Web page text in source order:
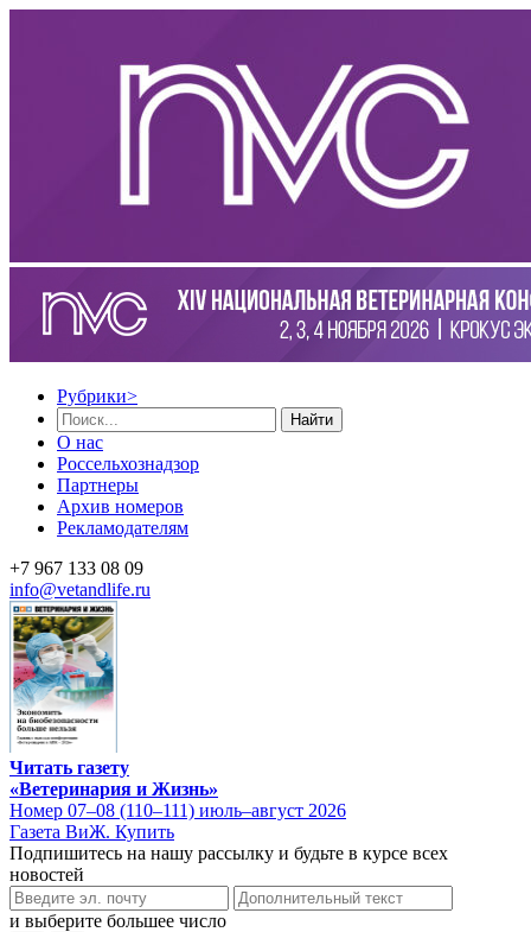
Рубрики>
Найти
О нас
Россельхознадзор
Партнеры
Архив номеров
Рекламодателям
+7 967 133 08 09
info@vetandlife.ru
Читать газету
«Ветеринария и Жизнь»
Номер 07–08 (110–111) июль–август 2026
Газета ВиЖ. Купить
Подпишитесь на нашу рассылку и будьте в курсе всех
новостей
и выберите большее число